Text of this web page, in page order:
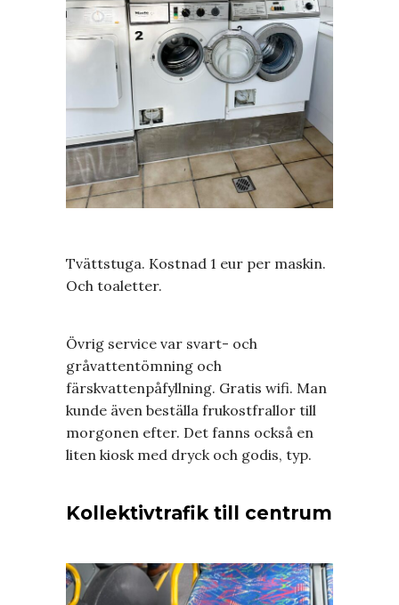
Tvättstuga. Kostnad 1 eur per maskin.
Och toaletter.
Övrig service var svart- och
gråvattentömning och
färskvattenpåfyllning. Gratis wifi. Man
kunde även beställa frukostfrallor till
morgonen efter. Det fanns också en
liten kiosk med dryck och godis, typ.
Kollektivtrafik till centrum